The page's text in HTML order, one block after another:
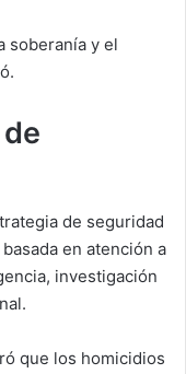
soberanía y el
de seguridad
en atención a
investigación
que los homicidios